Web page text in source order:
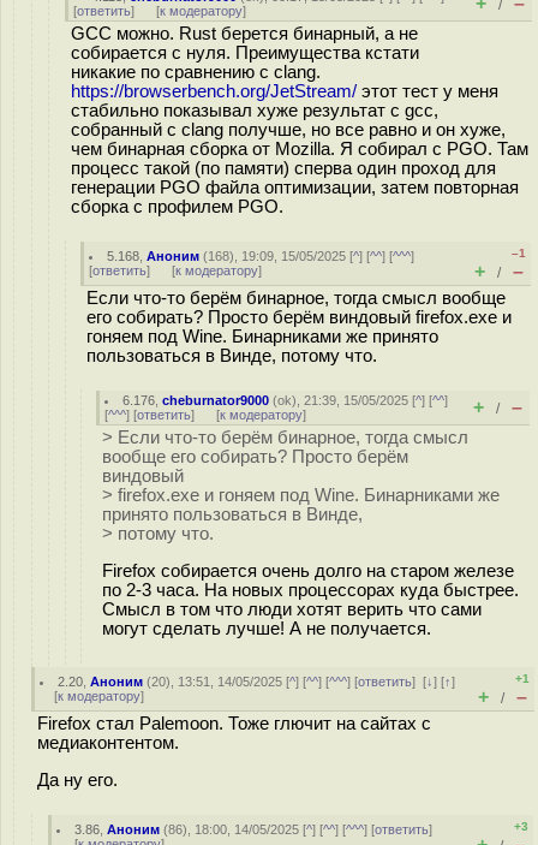
[ответить] [к модератору] /
GCC можно. Rust берется бинарный, а не
собирается с нуля. Преимущества кстати
никакие по сравнению с clang.
https://browserbench.org/JetStream/ этот тест у меня
стабильно показывал хуже результат с gcc,
собранный с clang получше, но все равно и он хуже,
чем бинарная сборка от Mozilla. Я собирал с PGO. Там
процесс такой (по памяти) сперва один проход для
генерации PGO файла оптимизации, затем повторная
сборка с профилем PGO.
5.168 ,Аноним (168), 19:09, 15/05/2025 [^] [^^] [^^^]
[ответить] [к модератору]
–1
+ / –
Если что-то берём бинарное, тогда смысл вообще
его собирать? Просто берём виндовый firefox.exe и
гоняем под Wine. Бинарниками же принято
пользоваться в Винде, потому что.
6.176 ,cheburnator9000 (ok), 21:39, 15/05/2025 [^] [^^]
[^^^] [ответить] [к модератору] + / –
> Если что-то берём бинарное, тогда смысл
вообще его собирать? Просто берём
виндовый
> firefox.exe и гоняем под Wine. Бинарниками же
принято пользоваться в Винде,
> потому что.
Firefox собирается очень долго на старом железе
по 2-3 часа. На новых процессорах куда быстрее.
Смысл в том что люди хотят верить что сами
могут сделать лучше! А не получается.
2.20 ,Аноним (20), 13:51, 14/05/2025 [^] [^^] [^^^] [ответить][↓] [↑]
[к модератору]
+1
+ / –
Firefox стал Palemoon. Тоже глючит на сайтах с
медиаконтентом.
Да ну его.
3.86 ,Аноним (86), 18:00, 14/05/2025 [^] [^^] [^^^] [ответить]
+3